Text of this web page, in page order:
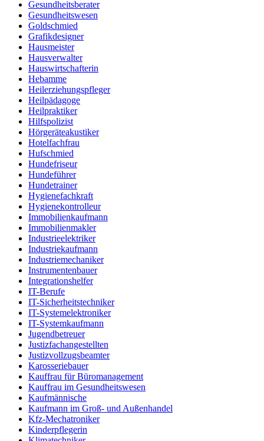
Gesundheitsberater
Gesundheitswesen
Goldschmied
Grafikdesigner
Hausmeister
Hausverwalter
Hauswirtschafterin
Hebamme
Heilerziehungspfleger
Heilpädagoge
Heilpraktiker
Hilfspolizist
Hörgeräteakustiker
Hotelfachfrau
Hufschmied
Hundefriseur
Hundeführer
Hundetrainer
Hygienefachkraft
Hygienekontrolleur
Immobilienkaufmann
Immobilienmakler
Industrieelektriker
Industriekaufmann
Industriemechaniker
Instrumentenbauer
Integrationshelfer
IT-Berufe
IT-Sicherheitstechniker
IT-Systemelektroniker
IT-Systemkaufmann
Jugendbetreuer
Justizfachangestellten
Justizvollzugsbeamter
Karosseriebauer
Kauffrau für Büromanagement
Kauffrau im Gesundheitswesen
Kaufmännische
Kaufmann im Groß- und Außenhandel
Kfz-Mechatroniker
Kinderpflegerin